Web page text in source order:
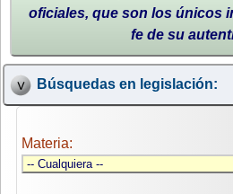
oficiales, que son los únicos
fe de su
Búsquedas en legislación:
Materia: